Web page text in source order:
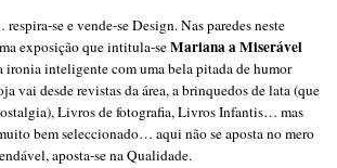
se e vende-se Design. Nas paredes neste
exposição que intitula-seMariana a Miserável
ironia inteligente com uma bela pitada de humor
vai desde revistas da área, a brinquedos de lata (que
Livros de fotografia, Livros Infantis… mas
bem seleccionado… aqui não se aposta no mero
aposta-se na Qualidade.